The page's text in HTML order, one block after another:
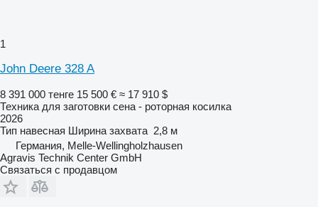
1
John Deere 328 A
8 391 000 тенге 15 500 € ≈ 17 910 $
Техника для заготовки сена - роторная косилка
2026
Тип навесная Ширина захвата 2,8 м
Германия, Melle-Wellingholzhausen
Agravis Technik Center GmbH
Связаться с продавцом